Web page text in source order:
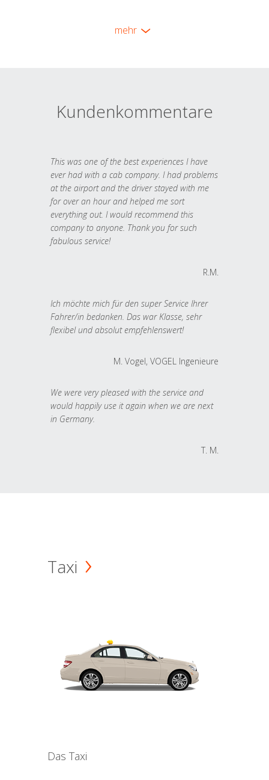
mehr
Kundenkommentare
This was one of the best experiences I have
ever had with a cab company. I had problems
at the airport and the driver stayed with me
for over an hour and helped me sort
everything out. I would recommend this
company to anyone. Thank you for such
fabulous service!
R.M.
Ich möchte mich für den super Service Ihrer
Fahrer/in bedanken. Das war Klasse, sehr
flexibel und absolut empfehlenswert!
M. Vogel, VOGEL Ingenieure
We were very pleased with the service and
would happily use it again when we are next
in Germany.
T. M.
Taxi
Das Taxi